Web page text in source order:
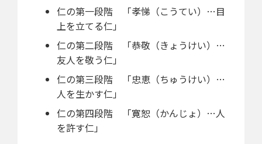
仁の第一段階 「孝悌（こうてい）…目
上を立てる仁」
仁の第二段階 「恭敬（きょうけい）…
友人を敬う仁」
仁の第三段階 「忠恵（ちゅうけい）…
人を生かす仁」
仁の第四段階 「寛恕（かんじょ）…人
を許す仁」